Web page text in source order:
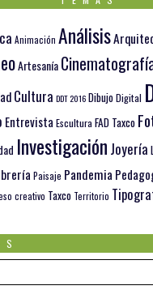
Animación Análisis
Artesanía
Cultura DDT 2016 DibujoDigital
Entrevista Escultura FAD Taxco
Investigación Joyería
Paisaje Pandemia
creativo Taxco Territorio